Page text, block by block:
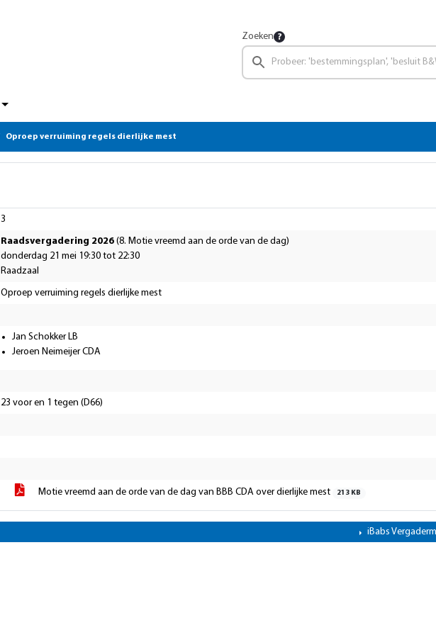
Zoeken
Oproep verruiming regels dierlijke mest
3
Raadsvergadering 2026 (8. Motie vreemd aan de orde van de dag)
donderdag 21 mei 19:30 tot 22:30
Raadzaal
Oproep verruiming regels dierlijke mest
Jan Schokker LB
Jeroen Neimeijer CDA
23 voor en 1 tegen (D66)
Motie vreemd aan de orde van de dag van BBB CDA over dierlijke mest 213 KB
iBabs